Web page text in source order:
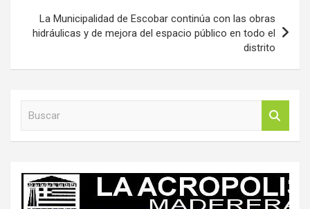
La Municipalidad de Escobar continúa con las obras
hidráulicas y de mejora del espacio público en todo el
distrito
r